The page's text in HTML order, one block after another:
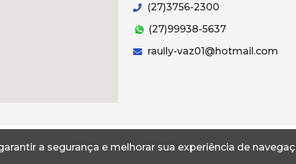
a segurança e melhorar sua experiência de
(27)3756-2300
(27)99938-5637
raully-vaz01@hotmail.com
Termos Privacidade